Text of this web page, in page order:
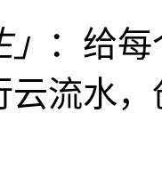
：给
云流水